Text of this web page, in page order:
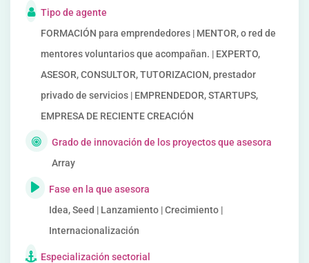
Tipo de agente
FORMACIÓN para emprendedores | MENTOR, o red de
mentores voluntarios que acompañan. | EXPERTO,
ASESOR, CONSULTOR, TUTORIZACION, prestador
privado de servicios | EMPRENDEDOR, STARTUPS,
EMPRESA DE RECIENTE CREACIÓN
Grado de innovación de los proyectos que asesora
Array
Fase en la que asesora
Idea, Seed | Lanzamiento | Crecimiento |
Internacionalización
Especialización sectorial